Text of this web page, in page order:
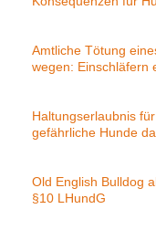
Amtliche Tötung
wegen: Einschläfern
Haltungserlaubnis
gefährliche Hunde
Old English Bulldog
§10 LHundG